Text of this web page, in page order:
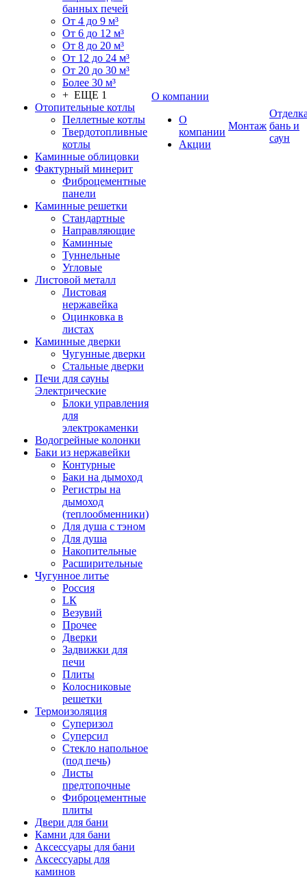
банных печей
От 4 до 9 м³
От 6 до 12 м³
От 8 до 20 м³
От 12 до 24 м³
От 20 до 30 м³
Более 30 м³
+ ЕЩЕ 1
Отопительные котлы
Пеллетные котлы
Твердотопливные
котлы
Каминные облицовки
Фактурный минерит
Фиброцементные
панели
Каминные решетки
Стандартные
Направляющие
Каминные
Туннельные
Угловые
Листовой металл
Листовая
нержавейка
Оцинковка в
листах
Каминные дверки
Чугунные дверки
Стальные дверки
Печи для сауны
Электрические
Блоки управления
для
электрокаменки
Водогрейные колонки
Баки из нержавейки
Контурные
Баки на дымоход
Регистры на
дымоход
(теплообменники)
Для душа с тэном
Для душа
Накопительные
Расширительные
Чугунное литье
Россия
LК
Везувий
Прочее
Дверки
Задвижки для
печи
Плиты
Колосниковые
решетки
Термоизоляция
Суперизол
Суперсил
Стекло напольное
(под печь)
Листы
предтопочные
Фиброцементные
плиты
Двери для бани
Камни для бани
Аксессуары для бани
Аксессуары для
каминов
О компании
О
компании
Акции
Монтаж бань и
саун